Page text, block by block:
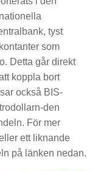
tyst
som
Detta går direkt
koppla bort
också BIS-
den
För mer
ett liknande
på länken nedan.